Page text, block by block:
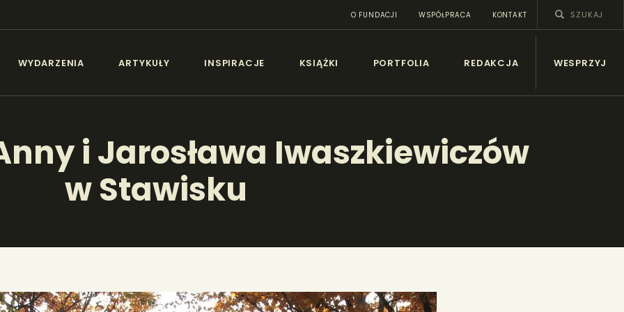
O FUNDACJI WSPÓŁPRACA KONTAKT
WYDARZENIA ARTYKUŁY INSPIRACJE KSIĄŻKI PORTFOLIA REDAKCJA WESPRZYJ
i Jarosława Iwaszkiewiczów
w Stawisku
SZTUKA - NEWSY
AKTUALNOŚCI
WYDARZENIA
ARTYKUŁY
INSPIRACJE
KSIĄŻKI
PORTFOLIA